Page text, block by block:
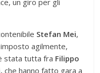
Stefan Mei,
agilmente,
stata tutta fra Filippo
che hanno fatto gara a